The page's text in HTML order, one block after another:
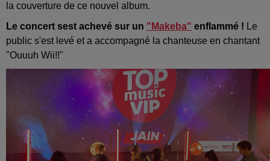
la couverture de ce nouvel album.
Le concert sest achevé sur un "Makeba" enflammé ! Le
public s'est levé et a accompagné la chanteuse en chantant
"Ouuuh Wii!!"